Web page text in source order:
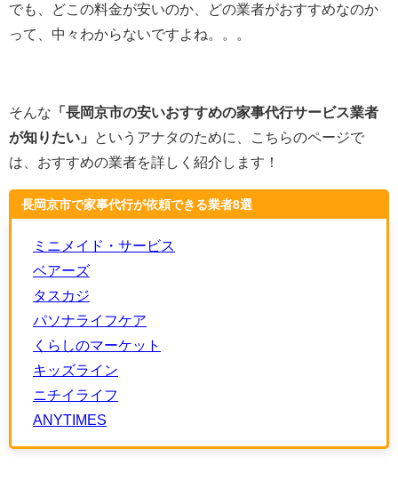
でも、どこの料金が安いのか、どの業者がおすすめなのか
って、中々わからないですよね。。。
そんな 「長岡京市の安いおすすめの家事代行サービス業者
が知りたい」
というアナタのために、こちらのページで
は、おすすめの業者を詳しく紹介します！
長岡京市で家事代行が依頼できる業者8選
ミニメイド・サービス
ベアーズ
タスカジ
パソナライフケア
くらしのマーケット
キッズライン
ニチイライフ
ANYTIMES